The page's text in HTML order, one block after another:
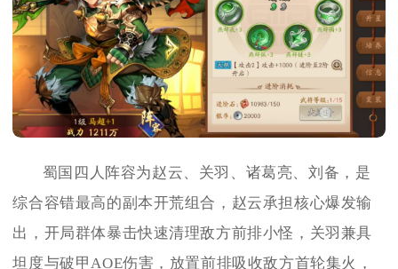
蜀国四人阵容为赵云、关羽、诸葛亮、刘备，是
综合容错最高的副本开荒组合，赵云承担核心爆发输
出，开局群体暴击快速清理敌方前排小怪，关羽兼具
坦度与破甲AOE伤害，放置前排吸收敌方首轮集火，